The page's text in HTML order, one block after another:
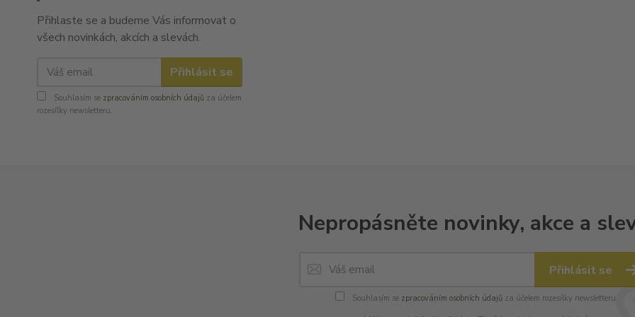
Přihlaste se a budeme Vás informovat o
všech novinkách, akcích a slevách.
Přihlásit se
Souhlasím se zpracováním osobních údajů za účelem
rozesílky newsletteru.
Nepropásněte novinky, akce a
Přihlásit se
Souhlasím se zpracováním osobních údajůza účelem rozesílky newsletteru.